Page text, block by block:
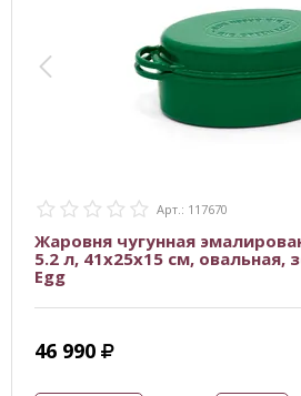
Арт.: 117670
Жаровня чугунная
5.2 л, 41х25х15 см, овальная,
Egg
46 990